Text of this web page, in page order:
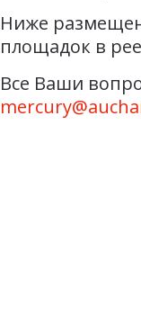
Ниже
площадок в
Все Ваши